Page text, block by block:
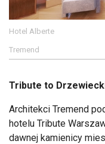
Hotel Alberte
Tremend
Tribute to
Architekci Tremend
hotelu Tribute
dawnej kamienicy